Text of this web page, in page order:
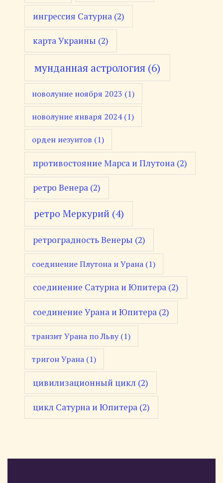
ингрессия Сатурна (2)
карта Украины (2)
мунданная астрология(6)
новолуние ноября 2023 (1)
новолуние января 2024(1)
орден иезуитов (1)
противостояние Марса и Плутона(2)
ретро Венера(2)
ретро Меркурий(4)
ретроградность Венеры (2)
соединение Плутона и Урана (1)
соединение Сатурна и Юпитера(2)
соединение Урана и Юпитера(2)
транзит Урана по Льву(1)
тригон Урана (1)
цивилизационный цикл (2)
цикл Сатурна и Юпитера(2)